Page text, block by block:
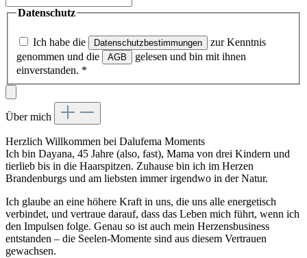
Datenschutz
Ich habe die Datenschutzbestimmungen
zur Kenntnis
genommen und die
AGB
gelesen und bin mit ihnen
einverstanden. *
Über mich
Herzlich Willkommen bei Dalufema Moments
Ich bin Dayana, 45 Jahre (also, fast), Mama von drei Kindern und
tierlieb bis in die Haarspitzen. Zuhause bin ich im Herzen
Brandenburgs und am liebsten immer irgendwo in der Natur.
Ich glaube an eine höhere Kraft in uns, die uns alle energetisch
verbindet, und vertraue darauf, dass das Leben mich führt, wenn ich
den Impulsen folge. Genau so ist auch mein Herzensbusiness
entstanden – die Seelen-Momente sind aus diesem Vertrauen
gewachsen.